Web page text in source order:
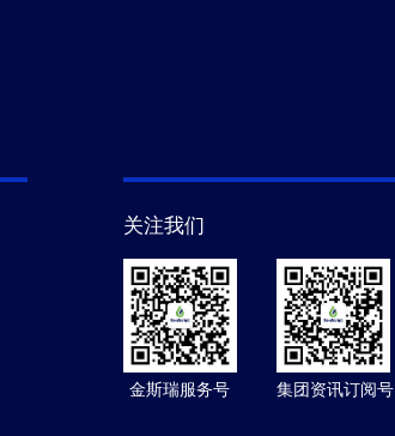
关注我们
金斯瑞服务号 集团资讯订阅号